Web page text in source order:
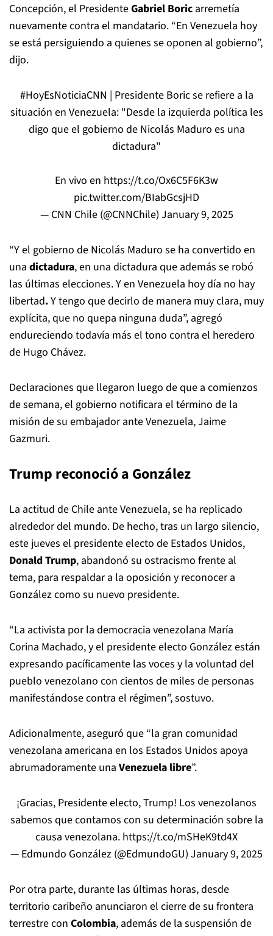
Concepción, el PresidenteGabriel Boric arremetía
nuevamente contra el mandatario. “En Venezuela hoy
se está persiguiendo a quienes se oponen al gobierno”,
dijo.
#HoyEsNoticiaCNN | Presidente Boric se refiere a la
situación en Venezuela: "Desde la izquierda política les
digo que el gobierno de Nicolás Maduro es una
dictadura"
En vivo en https://t.co/Ox6C5F6K3w
pic.twitter.com/BIabGcsjHD
— CNN Chile (@CNNChile) January 9, 2025
“Y el gobierno de Nicolás Maduro se ha convertido en
una dictadura, en una dictadura que además se robó
las últimas elecciones. Y en Venezuela hoy día no hay
libertad.Y tengo que decirlo de manera muy clara, muy
explícita, que no quepa ninguna duda”, agregó
endureciendo todavía más el tono contra el heredero
de Hugo Chávez.
Declaraciones que llegaron luego de que a comienzos
de semana, el gobierno notificara el término de la
misión de su embajador ante Venezuela, Jaime
Gazmuri.
Trump reconoció a González
La actitud de Chile ante Venezuela, se ha replicado
alrededor del mundo. De hecho, tras un largo silencio,
este jueves el presidente electo de Estados Unidos,
Donald Trump, abandonó su ostracismo frente al
tema, para respaldar a la oposición y reconocer a
González como su nuevo presidente.
“La activista por la democracia venezolana María
Corina Machado, y el presidente electo González están
expresando pacíficamente las voces y la voluntad del
pueblo venezolano con cientos de miles de personas
manifestándose contra el régimen”, sostuvo.
Adicionalmente, aseguró que “la gran comunidad
venezolana americana en los Estados Unidos apoya
abrumadoramente una Venezuela libre”.
¡Gracias, Presidente electo, Trump! Los venezolanos
sabemos que contamos con su determinación sobre la
causa venezolana. https://t.co/mSHeK9td4X
— Edmundo González (@EdmundoGU) January 9, 2025
Por otra parte, durante las últimas horas, desde
territorio caribeño anunciaron el cierre de su frontera
terrestre con Colombia, además de la suspensión de